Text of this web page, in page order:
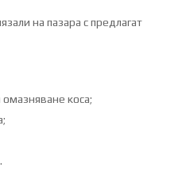
на пазара с предлагат
коса;